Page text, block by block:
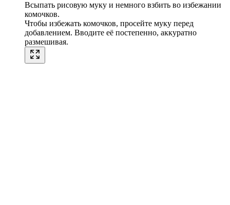
Всыпать рисовую муку и немного взбить во избежании
комочков.
Чтобы избежать комочков, просейте муку перед
добавлением. Вводите её постепенно, аккуратно
размешивая.